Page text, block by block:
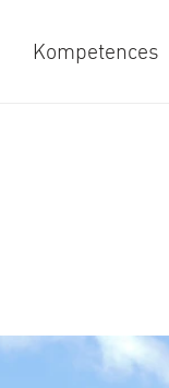
Kompetences